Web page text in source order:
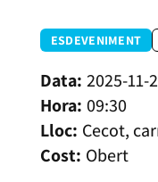
ESDEVENIMENT
2025-11-
09:30
Cecot,
Obert